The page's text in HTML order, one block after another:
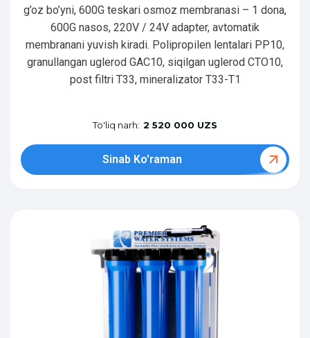
g’oz bo’yni, 600G teskari osmoz membranasi – 1 dona,
600G nasos, 220V / 24V adapter, avtomatik
membranani yuvish kiradi. Polipropilen lentalari PP10,
granullangan uglerod GAC10, siqilgan uglerod CTO10,
post filtri T33, mineralizator T33-T1
To'liq narh: 2 520 000 UZS
Sinab Ko'raman